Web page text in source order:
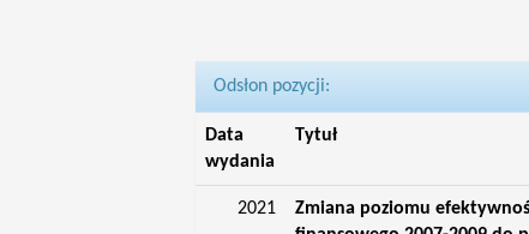
Odsłon pozycji:
Data
wydania
Tytuł
2021
Zmiana poziomu